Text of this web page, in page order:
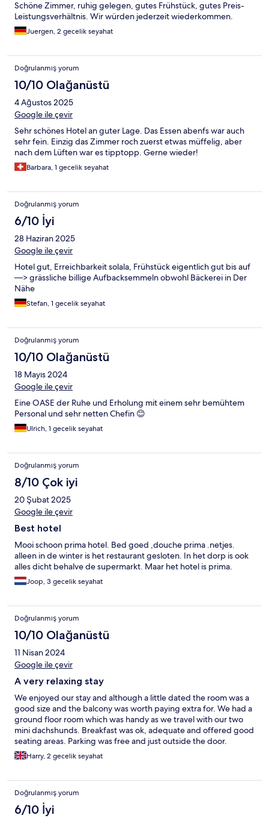
Schöne Zimmer, ruhig gelegen, gutes Frühstück, gutes Preis-
Leistungsverhältnis. Wir würden jederzeit wiederkommen.
Juergen, 2 gecelik seyahat
Doğrulanmış yorum
10/10 Olağanüstü
4 Ağustos 2025
Google ile çevir
Sehr schönes Hotel an guter Lage. Das Essen abenfs war auch
sehr fein. Einzig das Zimmer roch zuerst etwas müffelig, aber
nach dem Lüften war es tipptopp. Gerne wieder!
Barbara, 1 gecelik seyahat
Doğrulanmış yorum
6/10 İyi
28 Haziran 2025
Google ile çevir
Hotel gut, Erreichbarkeit solala, Frühstück eigentlich gut bis auf
—> grässliche billige Aufbacksemmeln obwohl Bäckerei in Der
Nähe
Stefan, 1 gecelik seyahat
Doğrulanmış yorum
10/10 Olağanüstü
18 Mayıs 2024
Google ile çevir
Eine OASE der Ruhe und Erholung mit einem sehr bemühtem
Personal und sehr netten Chefin 😊
Ulrich, 1 gecelik seyahat
Doğrulanmış yorum
8/10 Çok iyi
20 Şubat 2025
Google ile çevir
Best hotel
Mooi schoon prima hotel. Bed goed ,douche prima .netjes.
alleen in de winter is het restaurant gesloten. In het dorp is ook
alles dicht behalve de supermarkt. Maar het hotel is prima.
Joop, 3 gecelik seyahat
Doğrulanmış yorum
10/10 Olağanüstü
11 Nisan 2024
Google ile çevir
A very relaxing stay
We enjoyed our stay and although a little dated the room was a
good size and the balcony was worth paying extra for. We had a
ground floor room which was handy as we travel with our two
mini dachshunds. Breakfast was ok, adequate and offered good
seating areas. Parking was free and just outside the door.
Harry, 2 gecelik seyahat
Doğrulanmış yorum
6/10 İyi